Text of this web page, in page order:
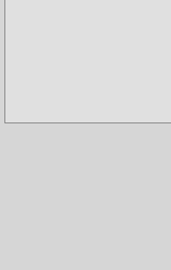
Show 2009, Hannover